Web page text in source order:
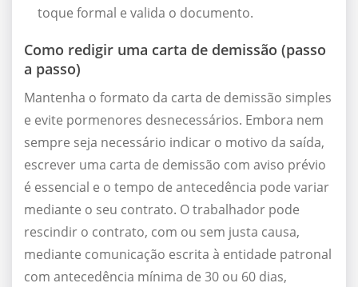
toque formal e valida o documento.
Como redigir uma carta de demissão (passo
a passo)
Mantenha o formato da carta de demissão simples
e evite pormenores desnecessários. Embora nem
sempre seja necessário indicar o motivo da saída,
escrever uma carta de demissão com aviso prévio
é essencial e o tempo de antecedência pode variar
mediante o seu contrato. O trabalhador pode
rescindir o contrato, com ou sem justa causa,
mediante comunicação escrita à entidade patronal
com antecedência mínima de 30 ou 60 dias,